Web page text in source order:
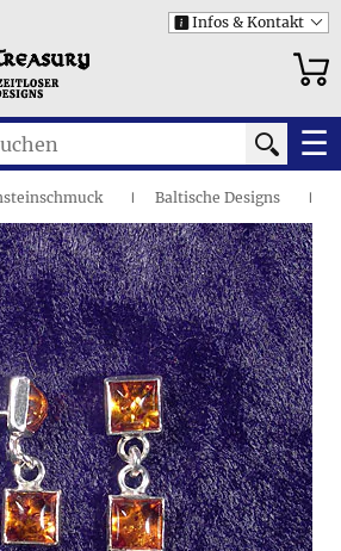
i Infos & Kontakt
☰
I Baltische Designs I
Quadrate • Ohrstecker